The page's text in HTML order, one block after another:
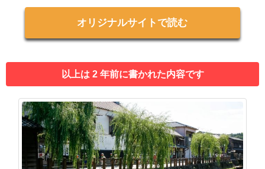
オリジナルサイトで読む
以上は 2 年前に書かれた内容です